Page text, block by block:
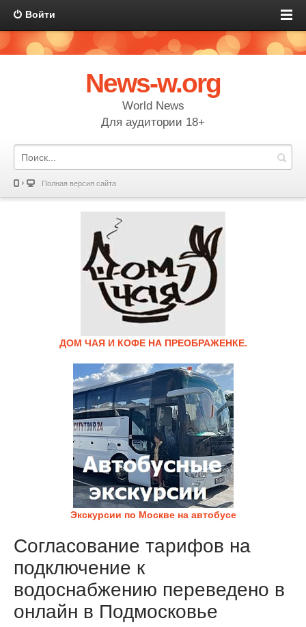
Войти
News-w.org
World News
Для аудитории 18+
Полная версия сайта
ДОМ ЧАЯ И КОФЕ НА ПРЕОБРАЖЕНКЕ.
Экскурсии по Москве на автобусе
Согласование тарифов на
подключение к
водоснабжению переведено в
онлайн в Подмосковье